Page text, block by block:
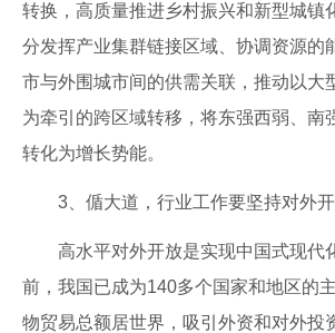
转换，高质量推进乡村振兴和新型城镇
分发挥产业集群链接区域、协调资源的
市与外围城市间的供需关联，推动以大
为牵引的跨区域转移，将东强西弱、南
转化为增长势能。
3、偱大道，行业工作要坚持对外
高水平对外开放是实现中国式现代
前，我国已成为140多个国家和地区的
物贸易总额居世界，吸引外资和对外投